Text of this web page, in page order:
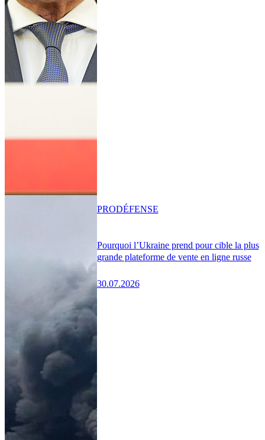
Pourquoi l’Ukraine prend pour cible la plus
grande plateforme de vente en ligne russe
30.07.2026
PRODÉFENSE